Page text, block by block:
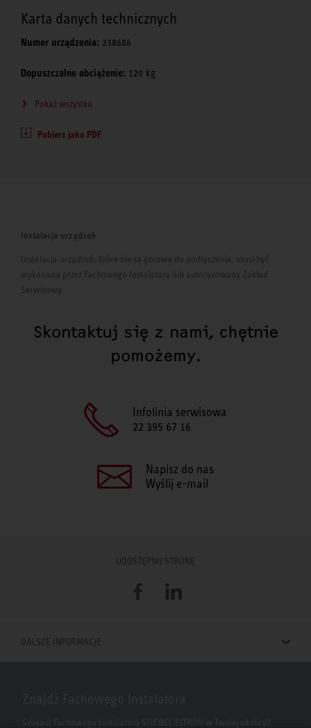
Karta danych technicznych
Numer urządzenia: 238686
Dopuszczalne obciążenie: 120 kg
Pokaż wszystko
Pobierz jako PDF
Instalacja urządzeń
Instalacja urządzeń, które nie są gotowe do podłączenia, musi być
wykonana przez Fachowego Instalatora lub autoryzowany Zakład
Serwisowy.
Skontaktuj się z nami, chętnie
pomożemy.
Infolinia serwisowa
22 395 67 16
Napisz do nas
Wyślij e-mail
UDOSTĘPNIJ STRONĘ
FacebookLinkedIn
DALSZE INFORMACJE